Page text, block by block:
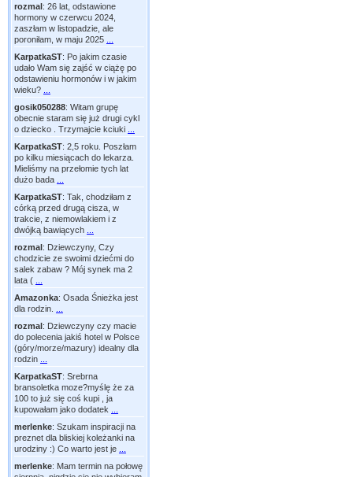
rozmal: 26 lat, odstawione
hormony w czerwcu 2024,
zaszłam w listopadzie, ale
poroniłam, w maju 2025
KarpatkaST: Po jakim czasie
udało Wam się zajść w ciążę po
odstawieniu hormonów i w jakim
wieku?
gosik050288: Witam grupę
obecnie staram się już drugi cykl
o dziecko . Trzymajcie kciuki
KarpatkaST: 2,5 roku. Poszłam
po kilku miesiącach do lekarza.
Mieliśmy na przełomie tych lat
dużo bada
KarpatkaST: Tak, chodziłam z
córką przed drugą cisza, w
trakcie, z niemowlakiem i z
dwójką bawiących
rozmal: Dziewczyny, Czy
chodzicie ze swoimi dziećmi do
salek zabaw ? Mój synek ma 2
lata (
Amazonka: Osada Śnieżka jest
dla rodzin.
rozmal: Dziewczyny czy macie
do polecenia jakiś hotel w Polsce
(góry/morze/mazury) idealny dla
rodzin
KarpatkaST: Srebrna
bransoletka moze?myślę że za
100 to już się coś kupi , ja
kupowałam jako dodatek
merlenke: Szukam inspiracji na
preznet dla bliskiej koleżanki na
urodziny :) Co warto jest je
merlenke: Mam termin na połowę